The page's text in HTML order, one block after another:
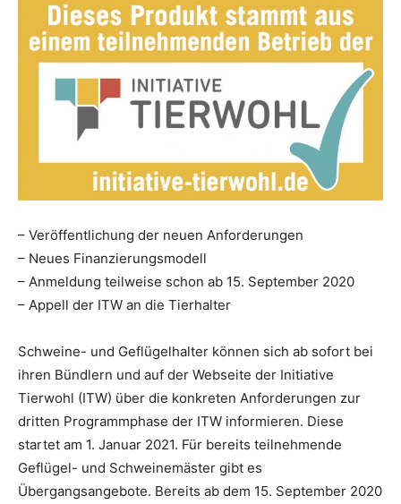
– Veröffentlichung der neuen Anforderungen
– Neues Finanzierungsmodell
– Anmeldung teilweise schon ab 15. September 2020
– Appell der ITW an die Tierhalter
Schweine- und Geflügelhalter können sich ab sofort bei
ihren Bündlern und auf der Webseite der Initiative
Tierwohl (ITW) über die konkreten Anforderungen zur
dritten Programmphase der ITW informieren. Diese
startet am 1. Januar 2021. Für bereits teilnehmende
Geflügel- und Schweinemäster gibt es
Übergangsangebote. Bereits ab dem 15. September 2020